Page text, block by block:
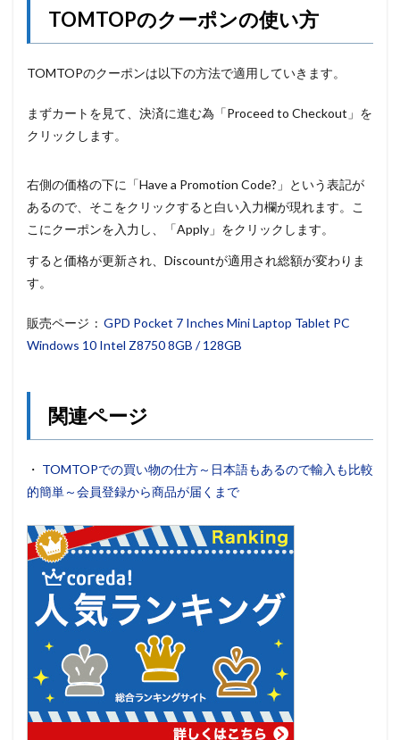
TOMTOPのクーポンの使い方
TOMTOPのクーポンは以下の方法で適用していきます。
まずカートを見て、決済に進む為「Proceed to Checkout」を
クリックします。
右側の価格の下に「Have a Promotion Code?」という表記が
あるので、そこをクリックすると白い入力欄が現れます。こ
こにクーポンを入力し、「Apply」をクリックします。
すると価格が更新され、Discountが適用され総額が変わりま
す。
販売ページ : GPD Pocket 7 Inches Mini Laptop Tablet PC
Windows 10 Intel Z8750 8GB / 128GB
関連ページ
・ TOMTOPでの買い物の仕方～日本語もあるので輸入も比較
的簡単～会員登録から商品が届くまで